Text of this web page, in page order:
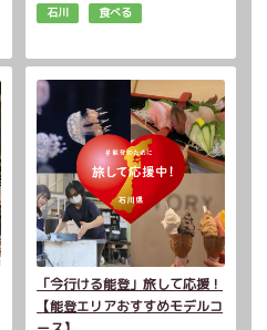
石川 食べる
「今行ける能登」旅して応援！
【能登エリアおすすめモデルコ